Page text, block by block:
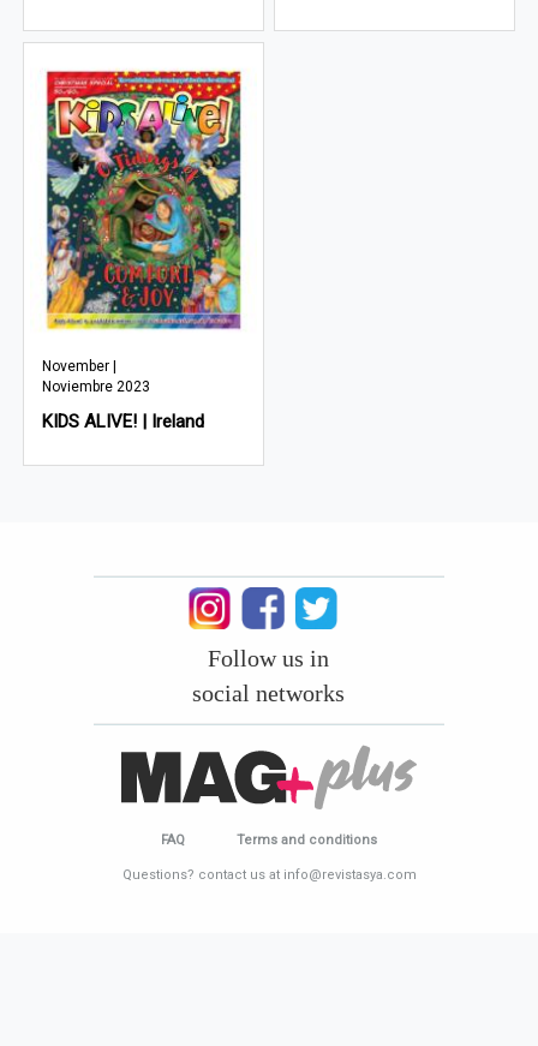
November |
Noviembre 2023
KIDS ALIVE! | Ireland
Follow us in
social networks
FAQ Terms and conditions
Questions? contact us at info@revistasya.com